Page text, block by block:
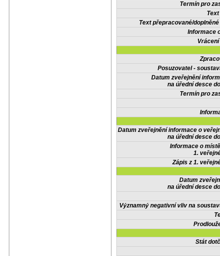
Termín pro
Text přepracované/
Informace
Posuzovatel -
Datum zveřejnění
na úřední desce
Termín pro
Datum zveřejnění informace o
na úřední desce
Informace o
1.
Zápis z 1.
Datum
na úřední desce
Významný negativní vliv na
Stát